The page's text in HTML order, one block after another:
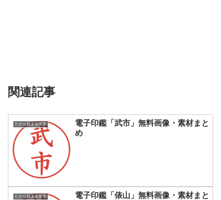
関連記事
たから始まる名字
電子印鑑「武市」無料画像・素材まと
め
たから始まる名字
電子印鑑「俵山」無料画像・素材まと